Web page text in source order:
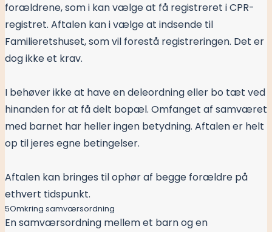
forældrene, som i kan vælge at få registreret i CPR-
registret. Aftalen kan i vælge at indsende til
Familieretshuset, som vil forestå registreringen. Det er
dog ikke et krav.
I behøver ikke at have en deleordning eller bo tæt ved
hinanden for at få delt bopæl. Omfanget af samværet
med barnet har heller ingen betydning. Aftalen er helt
op til jeres egne betingelser.
Aftalen kan bringes til ophør af begge forældre på
ethvert tidspunkt.
5Omkring samværsordning
En samværsordning mellem et barn og en